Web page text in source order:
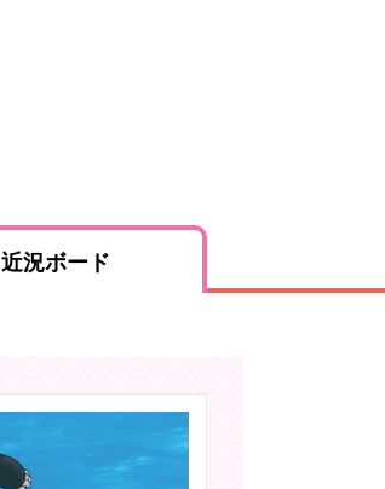
近況ボード